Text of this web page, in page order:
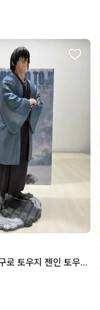
주술회전 후시구로 토우지 젠인 토우지 레진 피규어